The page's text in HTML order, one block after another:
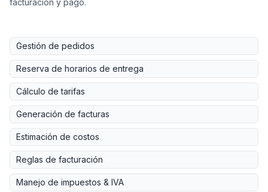
facturación y pago.
Gestión de pedidos
Reserva de horarios de entrega
Cálculo de tarifas
Generación de facturas
Estimación de costos
Reglas de facturación
Manejo de impuestos & IVA